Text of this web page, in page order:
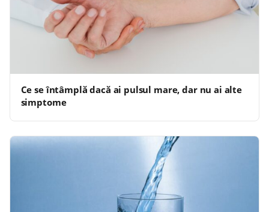
Ce se întâmplă dacă ai pulsul mare, dar nu ai alte
simptome